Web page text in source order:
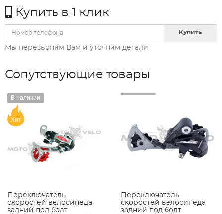
Купить в 1 клик
Купить
Мы перезвоним Вам и уточним детали
Сопутствующие товары
Переключатель
скоростей велосипеда
задний под болт
В наличии
Хит
Переключатель
скоростей велосипеда
задний под болт